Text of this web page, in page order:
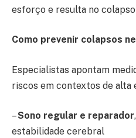
esforço e resulta no colapso
Como prevenir colapsos
Especialistas apontam
riscos em contextos de alta
–Sono regular e reparador
estabilidade cerebral